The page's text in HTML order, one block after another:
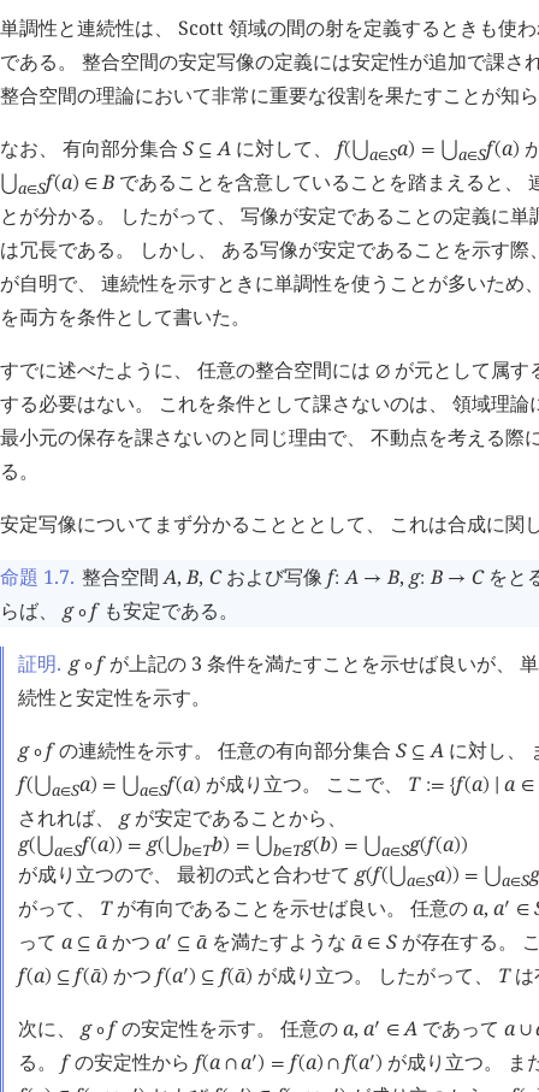
単調性と連続性は、 Scott 領域の間の射を定義するときも使
である。 整合空間の安定写像の定義には安定性が追加で課さ
整合空間の理論において非常に重要な役割を果たすことが知
なお、 有向部分集合 S ⊆ Aに対して、 f( ⋃a∈Sa) = ⋃a∈Sf(a)
⋃a∈Sf(a) ∈ B であることを含意していることを踏まえると、
とが分かる。 したがって、 写像が安定であることの定義に
は冗長である。 しかし、 ある写像が安定であることを示す
が自明で、 連続性を示すときに単調性を使うことが多いため
を両方を条件として書いた。
すでに述べたように、 任意の整合空間には ∅ が元として属
する必要はない。 これを条件として課さないのは、 領域理
最小元の保存を課さないのと同じ理由で、 不動点を考える際
る。
安定写像についてまず分かることととして、 これは合成に関
命題 1.7. 整合空間A, B, Cおよび写像 f: A → B, g: B → Cをと
らば、 g ∘ fも安定である。
証明. g ∘ fが上記の 3 条件を満たすことを示せば良いが、
続性と安定性を示す。
g ∘ fの連続性を示す。 任意の有向部分集合 S ⊆ Aに対し、
f( ⋃a∈Sa) = ⋃a∈Sf(a) が成り立つ。 ここで、 T := {f(a) a ∈
されれば、 gが安定であることから、
g( ⋃a∈Sf(a)) = g( ⋃b∈Tb) = ⋃b∈Tg(b) = ⋃a∈Sg(f(a))
が成り立つので、 最初の式と合わせて g(f( ⋃a∈Sa)) = ⋃a∈S
がって、 Tが有向であることを示せば良い。 任意のa, a󰎘 ∈
って a ⊆ 󰔄
aかつ a󰎘 ⊆ 󰔄
aを満たすような 󰔄
a ∈ Sが存在する。
f(a) ⊆ f(󰔄
a) かつf(a󰎘 ) ⊆ f(󰔄
a) が成り立つ。 したがって、 Tは
次に、 g ∘ fの安定性を示す。 任意のa, a󰎘 ∈ A であって a ∪
る。 fの安定性から f(a ∩ a󰎘) = f(a) ∩ f(a󰎘) が成り立つ。 ま